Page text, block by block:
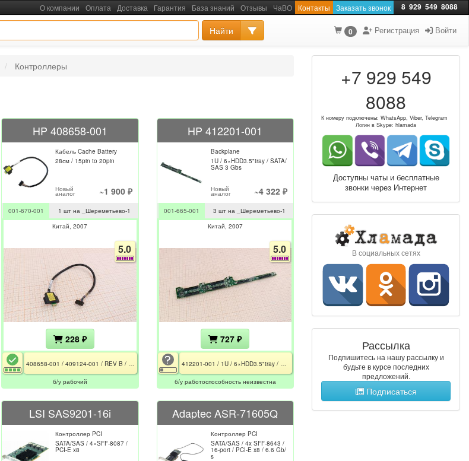
О компании Оплата Доставка Гарантия База знаний Отзывы ЧаВО Контакты Заказать звонок 8 929 549 8088
Найти 0 Регистрация Войти
Контроллеры
HP 408658-001
Кабель Cache Battery
28см / 15pin to 20pin
Новый
аналог ~1 900 ₽
001-670-001
1 шт на _Шереметьево-1
Китай 2007
5.0
228 ₽
б/у рабочий
HP 412201-001
Backplane
1U / 6×HDD3.5"tray / SATA/
SAS 3 Gbs
Новый
аналог ~4 322 ₽
001-665-001
3 шт на _Шереметьево-1
Китай 2007
5.0
727 ₽
б/у работоспособность неизвестна
LSI SAS9201-16i
Контроллер PCI
SATA/SAS / 4×SFF-8087 /
PCI-E x8
Adaptec ASR-71605Q
Контроллер PCI
SATA/SAS / 4x SFF-8643 /
16-port / PCI-E x8 / 6.6 Gb/
s
+7 929 549
8088
К номеру подключены: WhatsApp, Viber, Telegram
Логин в Skype: hlamada
Доступны чаты и бесплатные
звонки через Интернет
В социальных сетях
Рассылка
Подпишитесь на нашу рассылку и
будьте в курсе последних
предложений.
Подписаться